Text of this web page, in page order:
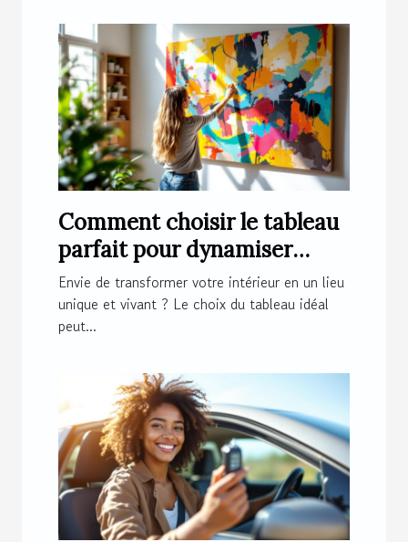
Comment choisir le tableau
parfait pour dynamiser
votre espace ?
Envie de transformer votre intérieur en un lieu
unique et vivant ? Le choix du tableau idéal
peut...